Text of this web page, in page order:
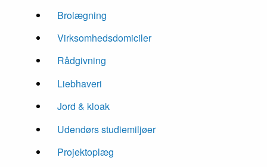
Brolægning
Virksomhedsdomiciler
Rådgivning
Liebhaveri
Jord & kloak
Udendørs studiemiljøer
Projektoplæg